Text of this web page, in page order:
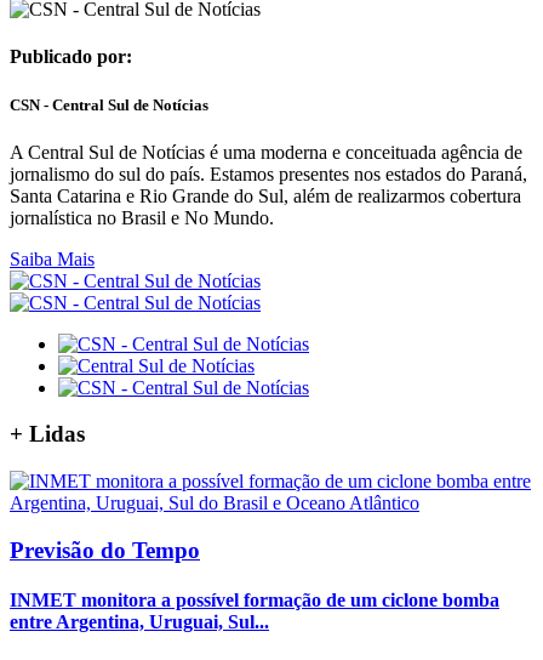
Publicado por:
CSN - Central Sul de Notícias
A Central Sul de Notícias é uma moderna e conceituada agência de
jornalismo do sul do país. Estamos presentes nos estados do Paraná,
Santa Catarina e Rio Grande do Sul, além de realizarmos cobertura
jornalística no Brasil e No Mundo.
Saiba Mais
+ Lidas
Previsão do Tempo
INMET monitora a possível formação de um ciclone bomba
entre Argentina, Uruguai, Sul...